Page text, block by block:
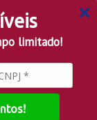
limitado!